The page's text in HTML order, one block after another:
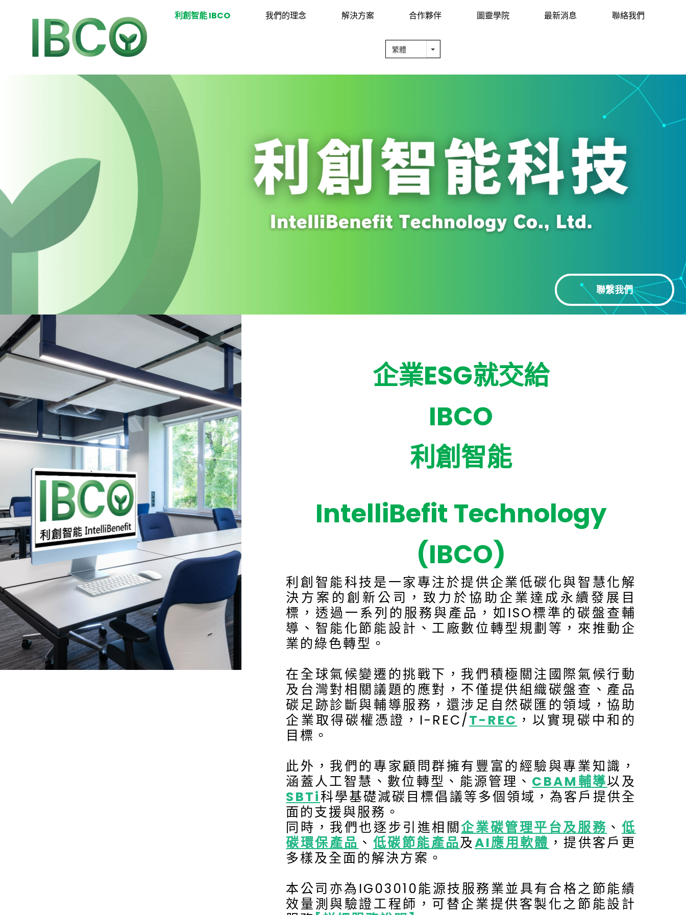
利創智能 IBCO 我們的理念 解決方案 合作夥伴 圖靈學院 最新消息 聯絡我們
聯繫我們
企業ESG就交給
IBCO
利創智能
IntelliBefit Technology
(IBCO)
利創智能科技是一家專注於提供企業低碳化與智慧化解
決方案的創新公司，致力於協助企業達成永續發展目
標，透過一系列的服務與產品，如ISO標準的碳盤查輔
導、智能化節能設計、工廠數位轉型規劃等，來推動企
業的綠色轉型。
在全球氣候變遷的挑戰下，我們積極關注國際氣候行動
及台灣對相關議題的應對，不僅提供組織碳盤查、產品
碳足跡診斷與輔導服務，還涉足自然碳匯的領域，協助
企業取得碳權憑證，I-REC/T-REC ，以實現碳中和的
目標。
此外，我們的專家顧問群擁有豐富的經驗與專業知識，
涵蓋人工智慧、數位轉型、能源管理、 CBAM輔導以及
SBTi科學基礎減碳目標倡議等多個領域，為客戶提供全
面的支援與服務。
同時，我們也逐步引進相關企業碳管理平台及服務 、 低
碳環保產品 、 低碳節能產品及AI應用軟體 ，提供客戶更
多樣及全面的解決方案。
本公司亦為IG03010能源技服務業並具有合格之節能績
效量測與驗證工程師，可替企業提供客製化之節能設計